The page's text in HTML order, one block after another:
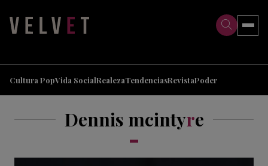
Cultura PopVida SocialRealezaTendenciasRevistaPoder
Dennis mcintyre